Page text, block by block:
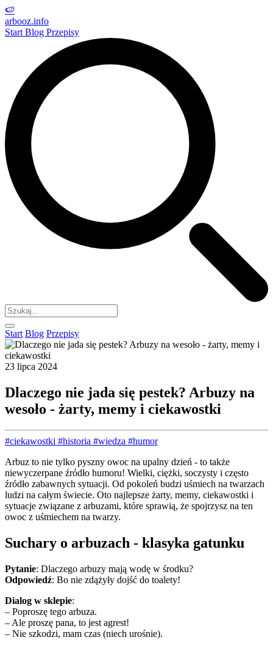
🍉
arbooz.info
Start Blog Przepisy
Start Blog Przepisy
23 lipca 2024
Dlaczego nie jada się pestek? Arbuzy na
wesoło - żarty, memy i ciekawostki
#ciekawostki #historia #wiedza #humor
Arbuz to nie tylko pyszny owoc na upalny dzień - to także
niewyczerpane źródło humoru! Wielki, ciężki, soczysty i często
źródło zabawnych sytuacji. Od pokoleń budzi uśmiech na twarzach
ludzi na całym świecie. Oto najlepsze żarty, memy, ciekawostki i
sytuacje związane z arbuzami, które sprawią, że spojrzysz na ten
owoc z uśmiechem na twarzy.
Suchary o arbuzach - klasyka gatunku
Pytanie: Dlaczego arbuzy mają wodę w środku?
Odpowiedź: Bo nie zdążyły dojść do toalety!
Dialog w sklepie:
– Poproszę tego arbuza.
– Ale proszę pana, to jest agrest!
– Nie szkodzi, mam czas (niech urośnie).